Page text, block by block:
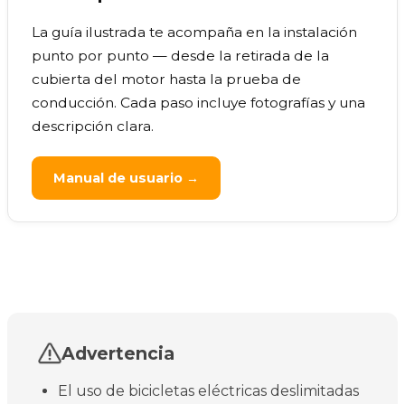
La guía ilustrada te acompaña en la instalación
punto por punto — desde la retirada de la
cubierta del motor hasta la prueba de
conducción. Cada paso incluye fotografías y una
descripción clara.
Manual de usuario →
Advertencia
El uso de bicicletas eléctricas deslimitadas